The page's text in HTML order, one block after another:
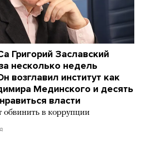
Григорий Заславский
несколько недель
возглавил институт как
Мединского и десять
власти
обвинить в коррупции